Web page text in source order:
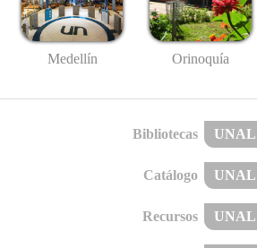
Medellín Orinoquía
Bibliotecas UNAL
Catálogo UNAL
Recursos UNAL